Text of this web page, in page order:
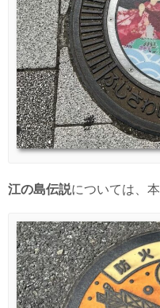
江の島伝説については、